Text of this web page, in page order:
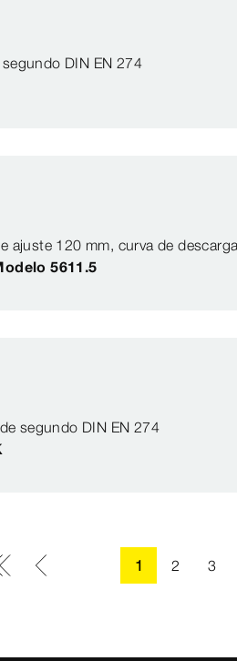
DIN EN 274
ajuste 120 mm, curva de
5611.5
segundo DIN EN 274
1 2 3